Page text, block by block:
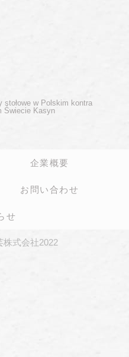
stołowe w Polskim kontra
Świecie Kasyn
企業概要
お問い合わせ
せ
式会社2022